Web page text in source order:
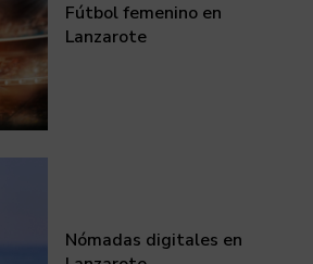
Fútbol femenino en
Lanzarote
Nómadas digitales en